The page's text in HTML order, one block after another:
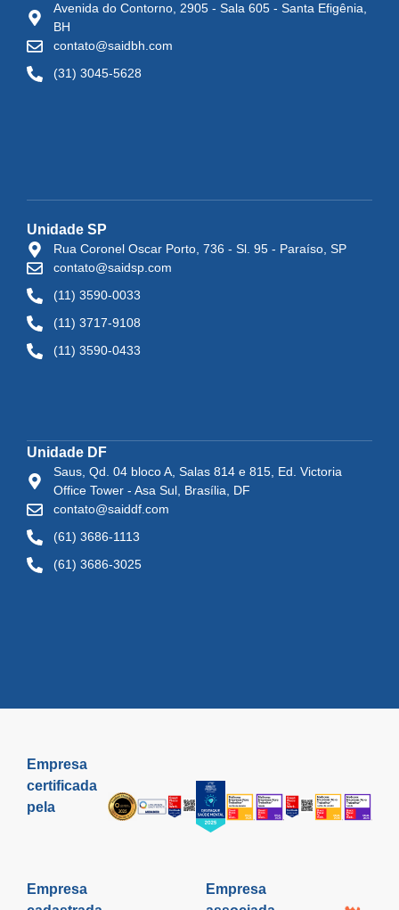
Avenida do Contorno, 2905 - Sala 605 - Santa Efigênia,
BH
contato@saidbh.com
(31) 3045-5628
Unidade SP
Rua Coronel Oscar Porto, 736 - Sl. 95 - Paraíso, SP
contato@saidsp.com
(11) 3590-0033
(11) 3717-9108
(11) 3590-0433
Unidade DF
Saus, Qd. 04 bloco A, Salas 814 e 815, Ed. Victoria
Office Tower - Asa Sul, Brasília, DF
contato@saiddf.com
(61) 3686-1113
(61) 3686-3025
Empresa
certificada
pela
Empresa
Empresa